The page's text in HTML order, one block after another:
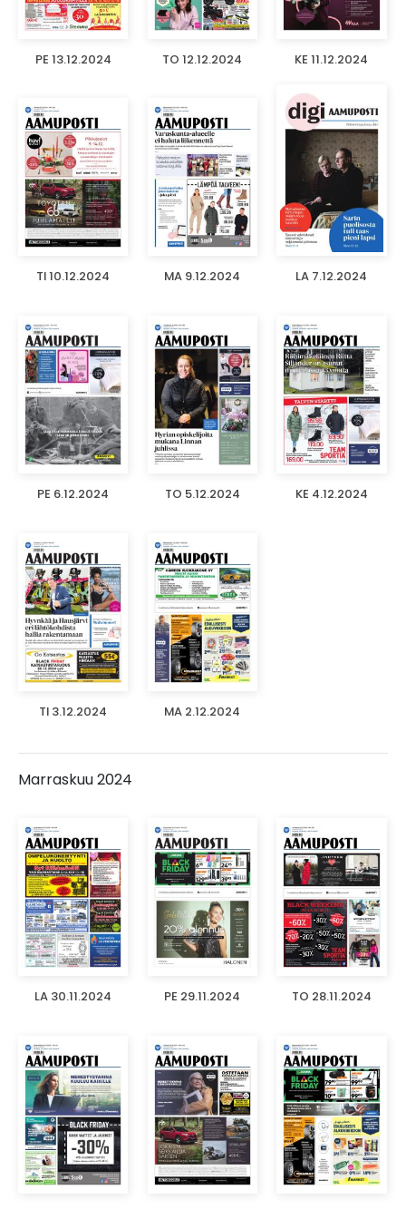
PE 13.12.2024 TO 12.12.2024 KE 11.12.2024
TI 10.12.2024 MA 9.12.2024 LA 7.12.2024
PE 6.12.2024 TO 5.12.2024 KE 4.12.2024
TI 3.12.2024 MA 2.12.2024
Marraskuu 2024
LA 30.11.2024 PE 29.11.2024 TO 28.11.2024